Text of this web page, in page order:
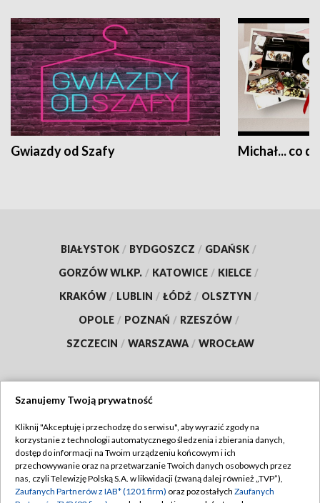
Gwiazdy od Szafy Michał... co
BIAŁYSTOK / BYDGOSZCZ / GDAŃSK /
GORZÓW WLKP. / KATOWICE / KIELCE /
KRAKÓW / LUBLIN / ŁÓDŹ / OLSZTYN /
OPOLE / POZNAŃ / RZESZÓW /
SZCZECIN / WARSZAWA / WROCŁAW
TVP
Abonament TVP
Emisja w TVP
Regulamin TVP
Polityka prywatności
Szanujemy Twoją prywatność
Kliknij "Akceptuję i przechodzę do serwisu", aby wyrazić zgody na
korzystanie z technologii automatycznego śledzenia i zbierania danych,
dostęp do informacji na Twoim urządzeniu końcowym i ich
przechowywanie oraz na przetwarzanie Twoich danych osobowych przez
nas, czyli Telewizję Polską S.A. w likwidacji (zwaną dalej również „TVP”),
Zaufanych Partnerów z IAB* (1201 firm) oraz pozostałych Zaufanych